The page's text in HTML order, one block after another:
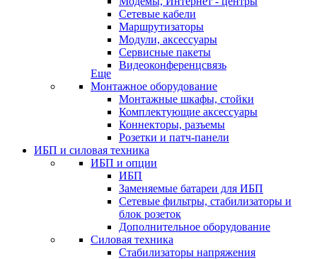
Сетевые кабели
Маршрутизаторы
Модули, аксессуары
Сервисные пакеты
Видеоконференцсвязь
Еще
Монтажное оборудование
Монтажные шкафы, стойки
Комплектующие аксессуары
Коннекторы, разъемы
Розетки и патч-панели
ИБП и силовая техника
ИБП и опции
ИБП
Заменяемые батареи для ИБП
Сетевые фильтры, стабилизаторы и
блок розеток
Дополнительное оборудование
Силовая техника
Стабилизаторы напряжения